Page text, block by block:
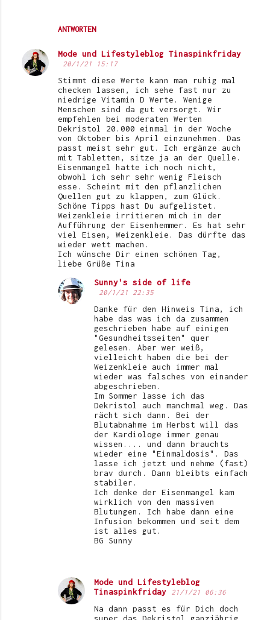
ANTWORTEN
Mode und Lifestyleblog Tinaspinkfriday
20/1/21 15:17
Stimmt diese Werte kann man ruhig mal
checken lassen, ich sehe fast nur zu
niedrige Vitamin D Werte. Wenige
Menschen sind da gut versorgt. Wir
empfehlen bei moderaten Werten
Dekristol 20.000 einmal in der Woche
von Oktober bis April einzunehmen. Das
passt meist sehr gut. Ich ergänze auch
mit Tabletten, sitze ja an der Quelle.
Eisenmangel hatte ich noch nicht,
obwohl ich sehr sehr wenig Fleisch
esse. Scheint mit den pflanzlichen
Quellen gut zu klappen, zum Glück.
Schöne Tipps hast Du aufgelistet.
Weizenkleie irritieren mich in der
Aufführung der Eisenhemmer. Es hat sehr
viel Eisen, Weizenkleie. Das dürfte das
wieder wett machen.
Ich wünsche Dir einen schönen Tag,
liebe Grüße Tina
Sunny's side of life
20/1/21 22:35
Danke für den Hinweis Tina, ich
habe das was ich da zusammen
geschrieben habe auf einigen
"Gesundheitsseiten" quer
gelesen. Aber wer weiß,
vielleicht haben die bei der
Weizenkleie auch immer mal
wieder was falsches von einander
abgeschrieben.
Im Sommer lasse ich das
Dekristol auch manchmal weg. Das
rächt sich dann. Bei der
Blutabnahme im Herbst will das
der Kardiologe immer genau
wissen.... und dann brauchts
wieder eine "Einmaldosis". Das
lasse ich jetzt und nehme (fast)
brav durch. Dann bleibts einfach
stabiler.
Ich denke der Eisenmangel kam
wirklich von den massiven
Blutungen. Ich habe dann eine
Infusion bekommen und seit dem
ist alles gut.
BG Sunny
Mode und Lifestyleblog
Tinaspinkfriday
21/1/21 06:36
Na dann passt es für Dich doch